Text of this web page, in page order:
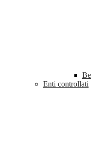
Enti controllati